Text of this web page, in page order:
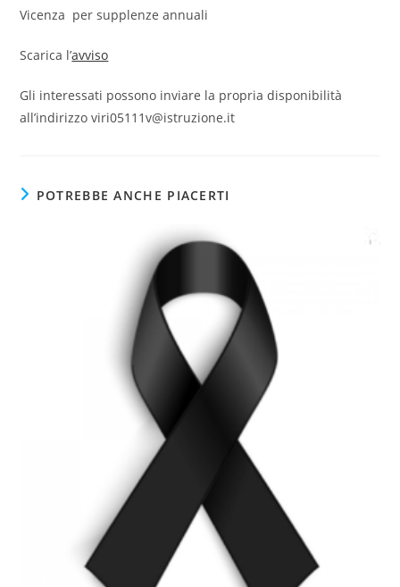
Vicenza per supplenze annuali
Scarica l’avviso
Gli interessati possono inviare la propria disponibilità
all’indirizzo viri05111v@istruzione.it
POTREBBE ANCHE PIACERTI